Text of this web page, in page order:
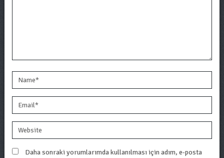
Daha sonraki yorumlarımda kullanılması için adım, e-posta